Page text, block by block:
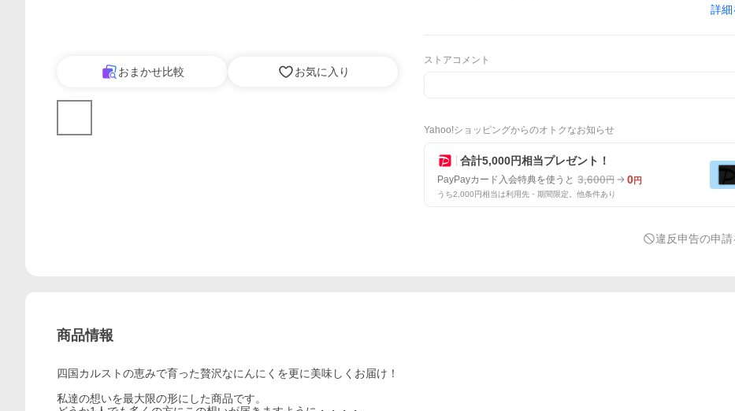
おまかせ比較 お気に入り
詳細
ストアコメント
Yahoo!ショッピングからのオトクなお知らせ
合計5,000円相当プレゼント！
PayPayカード入会特典を使うと 3,600円 0円
うち2,000円相当は利用先・期間限定。他条件あり
違反申告の申請
商品情報
四国カルストの恵みで育った贅沢なにんにくを更に美味しくお届け！
私達の想いを最大限の形にした商品です。